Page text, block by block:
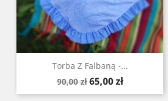
Torba Z Falbaną -...
Cena
podstawowa
90,00 zł Cena
65,00 zł